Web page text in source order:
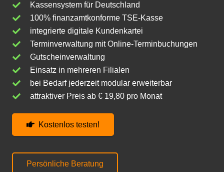
Kassensystem für Deutschland
100% finanzamtkonforme TSE-Kasse
integrierte digitale Kundenkartei
Terminverwaltung mit Online-Terminbuchungen
Gutscheinverwaltung
Einsatz in mehreren Filialen
bei Bedarf jederzeit modular erweiterbar
attraktiver Preis ab € 19,80 pro Monat
Kostenlos testen!
Persönliche Beratung